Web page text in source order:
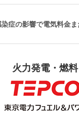
症の影響で電気料金
火力発電・燃料